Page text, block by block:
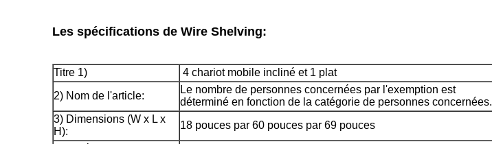
Les spécifications de Wire Shelving:
Titre 1)
4 chariot mobile incliné et 1 plat
2) Nom de l'article:
Le nombre de personnes concernées par l'exemption est
déterminé en fonction de la catégorie de personnes concernées.
3) Dimensions (W x L x
H):
18 pouces par 60 pouces par 69 pouces